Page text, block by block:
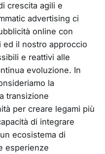
crescita agili e
advertising ci
online con
ed il nostro approccio
e reattivi alle
evoluzione. In
la
transizione
per creare legami più
di integrare
ecosistema di
esperienze